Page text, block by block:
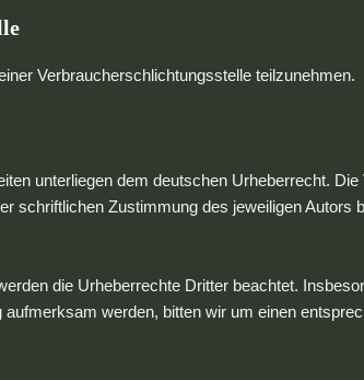
Verbraucherschlichtungsstelle teilzunehmen.
unterliegen dem deutschen Urheberrecht.
schriftlichen Zustimmung des jeweiligen Autors
die Urheberrechte Dritter beachtet.
werden, bitten wir um einen